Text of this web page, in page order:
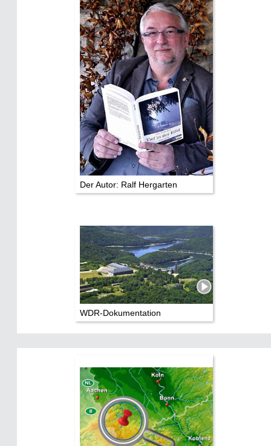
Der Autor: Ralf Hergarten
WDR-Dokumentation